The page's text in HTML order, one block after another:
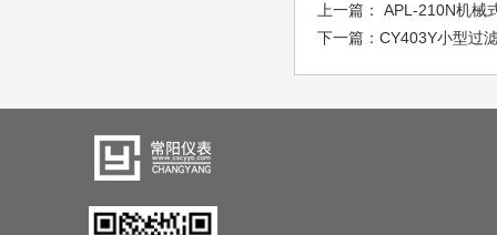
上一篇： APL-210N机械
下一篇： CY403Y小型过